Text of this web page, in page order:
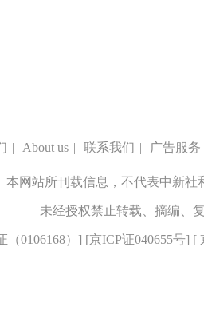
| About us | 联系我们 | 广告服务
本网站所刊载信息，不代表中新
未经授权禁止转载、摘编、
0106168） ] [京ICP证040655号] [